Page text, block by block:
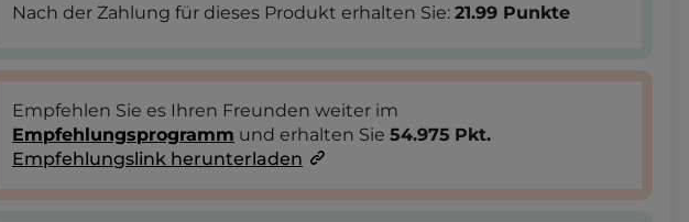
Nach der Zahlung für dieses Produkt erhalten Sie: 21.99 Punkte
Empfehlen Sie es Ihren Freunden weiter im
Empfehlungsprogramm und erhalten Sie 54.975 Pkt.
Empfehlungslink herunterladen